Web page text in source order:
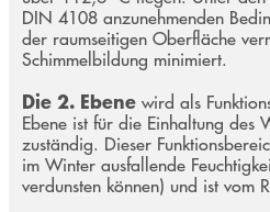
DIN 4108 anzunehmenden
der raumseitigen Oberfläche
Schimmelbildung minimiert.
Die 2. Ebene wird als
Ebene ist für die Einhaltung des
zuständig. Dieser
im Winter ausfallende
verdunsten können) und ist vom